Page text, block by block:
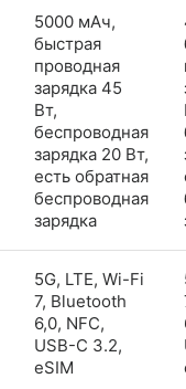
5000 мАч,
быстрая
проводная
зарядка 45
Вт,
беспроводная
зарядка 20 Вт,
есть обратная
беспроводная
зарядка
5G, LTE, Wi-Fi
7, Bluetooth
6,0, NFC,
USB-C 3.2,
eSIM